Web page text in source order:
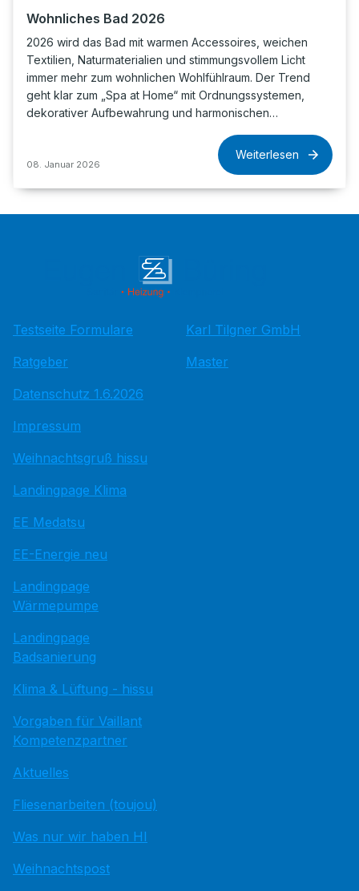
Wohnliches Bad 2026
2026 wird das Bad mit warmen Accessoires, weichen
Textilien, Naturmaterialien und stimmungsvollem Licht
immer mehr zum wohnlichen Wohlfühlraum. Der Trend
geht klar zum „Spa at Home“ mit Ordnungssystemen,
dekorativer Aufbewahrung und harmonischen…
08. Januar 2026
Weiterlesen
Testseite Formulare
Ratgeber
Datenschutz 1.6.2026
Impressum
Weihnachtsgruß hissu
Landingpage Klima
EE Medatsu
EE-Energie neu
Landingpage
Wärmepumpe
Landingpage
Badsanierung
Klima & Lüftung - hissu
Vorgaben für Vaillant
Kompetenzpartner
Aktuelles
Fliesenarbeiten (toujou)
Was nur wir haben HI
Weihnachtspost
Karl Tilgner GmbH
Master